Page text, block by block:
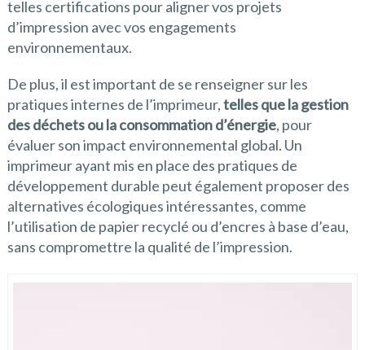
telles certifications pour aligner vos projets
d’impression avec vos engagements
environnementaux.
De plus, il est important de se renseigner sur les
pratiques internes de l’imprimeur,telles que la gestion
des déchets ou la consommation d’énergie, pour
évaluer son impact environnemental global. Un
imprimeur ayant mis en place des pratiques de
développement durable peut également proposer des
alternatives écologiques intéressantes, comme
l’utilisation de papier recyclé ou d’encres à base d’eau,
sans compromettre la qualité de l’impression.